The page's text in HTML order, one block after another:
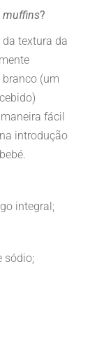
muffins?
textura da
branco (um
fácil
introdução
integral;
sódio;